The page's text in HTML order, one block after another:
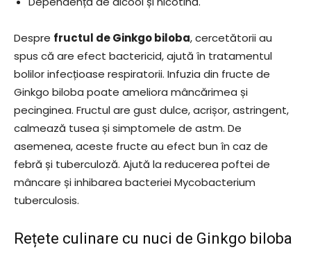
Despre fructul de Ginkgo biloba, cercetătorii au
spus că are efect bactericid, ajută în tratamentul
bolilor infecțioase respiratorii. Infuzia din fructe de
Ginkgo biloba poate ameliora mâncărimea și
pecinginea. Fructul are gust dulce, acrișor, astringent,
calmează tusea și simptomele de astm. De
asemenea, aceste fructe au efect bun în caz de
febră și tuberculoză. Ajută la reducerea poftei de
mâncare și inhibarea bacteriei Mycobacterium
tuberculosis.
Rețete culinare cu nuci de Ginkgo biloba